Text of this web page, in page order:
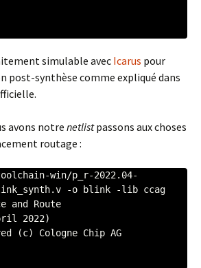
simulable avec Icarus pour
post-synthèse comme expliqué dans
avons notre netlistpassons aux choses
routage :
win/p_r-2022.04-
-o blink -lib ccag
and Route
2022)
(c) Cologne Chip AG